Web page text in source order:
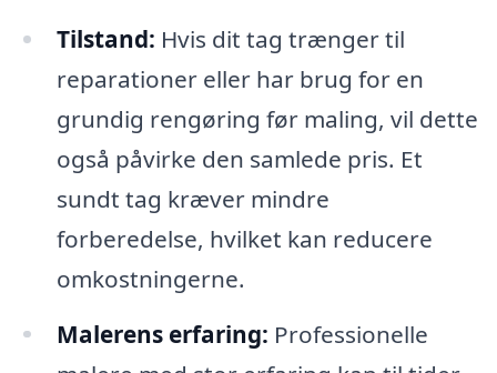
Tilstand: Hvis dit tag trænger til
reparationer eller har brug for en
grundig rengøring før maling, vil dette
også påvirke den samlede pris. Et
sundt tag kræver mindre
forberedelse, hvilket kan reducere
omkostningerne.
Malerens erfaring: Professionelle